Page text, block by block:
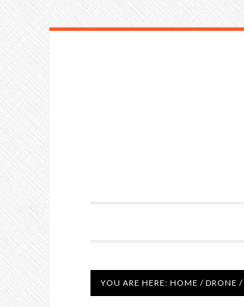
YOU ARE HERE: HOME / DRONE /